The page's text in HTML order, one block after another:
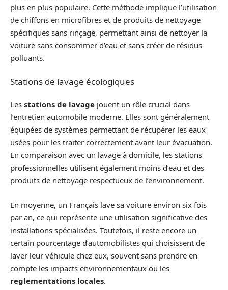
plus en plus populaire. Cette méthode implique l’utilisation
de chiffons en microfibres et de produits de nettoyage
spécifiques sans rinçage, permettant ainsi de nettoyer la
voiture sans consommer d’eau et sans créer de résidus
polluants.
Stations de lavage écologiques
Les stations de lavage jouent un rôle crucial dans
l’entretien automobile moderne. Elles sont généralement
équipées de systèmes permettant de récupérer les eaux
usées pour les traiter correctement avant leur évacuation.
En comparaison avec un lavage à domicile, les stations
professionnelles utilisent également moins d’eau et des
produits de nettoyage respectueux de l’environnement.
En moyenne, un Français lave sa voiture environ six fois
par an, ce qui représente une utilisation significative des
installations spécialisées. Toutefois, il reste encore un
certain pourcentage d’automobilistes qui choisissent de
laver leur véhicule chez eux, souvent sans prendre en
compte les impacts environnementaux ou les
reglementations locales.